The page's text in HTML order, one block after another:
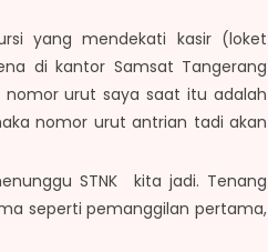
yang mendekati kasir (loket
di kantor Samsat Tangerang
nomor urut saya saat itu adalah
nomor urut antrian tadi akan
STNK kita jadi. Tenang
seperti pemanggilan pertama,